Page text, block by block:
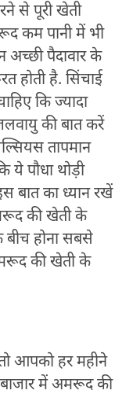
से पूरी खेती
कम पानी में भी
अच्छी पैदावार के
होती है. सिंचाई
कि ज्यादा
की बात करें
तापमान
ये पौधा थोड़ी
बात का ध्यान रखें
की खेती के
बीच होना सबसे
की खेती के
आपको हर महीने
में अमरूद की